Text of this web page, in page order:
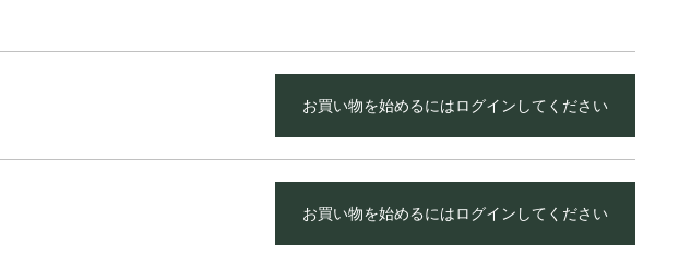
お買い物を始めるにはログインしてください
お買い物を始めるにはログインしてください